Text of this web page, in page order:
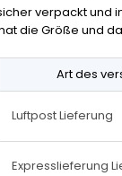
verpackt und
die Größe und
Art des
Luftpost Lieferung
Expresslieferung